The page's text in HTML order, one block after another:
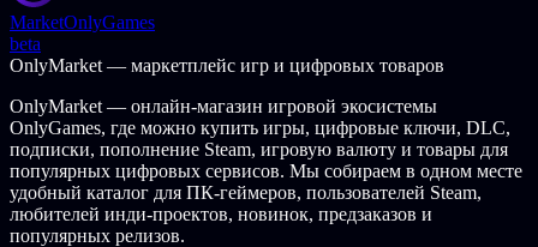
MarketOnlyGames
beta
OnlyMarket — маркетплейс игр и цифровых товаров
OnlyMarket — онлайн-магазин игровой экосистемы
OnlyGames, где можно купить игры, цифровые ключи, DLC,
подписки, пополнение Steam, игровую валюту и товары для
популярных цифровых сервисов. Мы собираем в одном месте
удобный каталог для ПК-геймеров, пользователей Steam,
любителей инди-проектов, новинок, предзаказов и
популярных релизов.